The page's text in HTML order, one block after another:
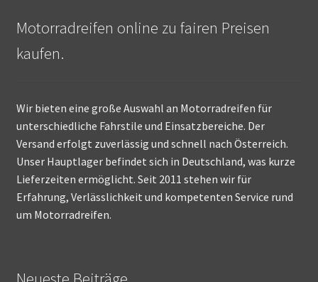
Motorradreifen online zu fairen Preisen
kaufen.
Wir bieten eine große Auswahl an Motorradreifen für
unterschiedliche Fahrstile und Einsatzbereiche. Der
Versand erfolgt zuverlässig und schnell nach Österreich.
Unser Hauptlager befindet sich in Deutschland, was kurze
Lieferzeiten ermöglicht. Seit 2011 stehen wir für
Erfahrung, Verlässlichkeit und kompetenten Service rund
um Motorradreifen.